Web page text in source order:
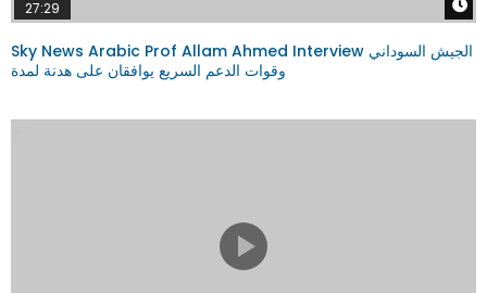
27:29
Sky News Arabic Prof Allam Ahmed Interview الجيش السوداني
وقوات الدعم السريع يوافقان على هدنة لمدة